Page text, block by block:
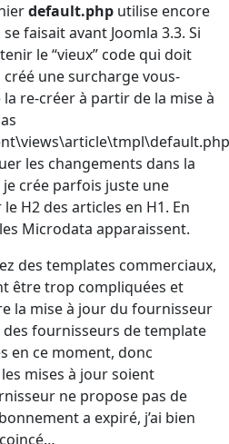
default.php utilise encore
faisait avant Joomla 3.3. Si
le “vieux” code qui doit
créé une surcharge vous-
re-créer à partir de la mise à
les changements dans la
crée parfois juste une
H2 des articles en H1. En
Microdata apparaissent.
des templates commerciaux,
être trop compliquées et
la mise à jour du fournisseur
fournisseurs de template
en ce moment, donc
mises à jour soient
ne propose pas de
a expiré, j’ai bien